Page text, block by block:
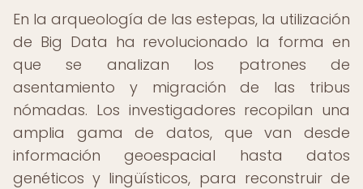
En la arqueología de las estepas, la utilización
de Big Data ha revolucionado la forma en
que se analizan los patrones de
asentamiento y migración de las tribus
nómadas. Los investigadores recopilan una
amplia gama de datos, que van desde
información geoespacial hasta datos
genéticos y lingüísticos, para reconstruir de